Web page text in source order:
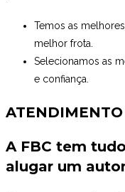
Temos as
melhor frota.
Selecionamos as
e confiança.
ATENDIMENTO
A FBC tem
alugar um